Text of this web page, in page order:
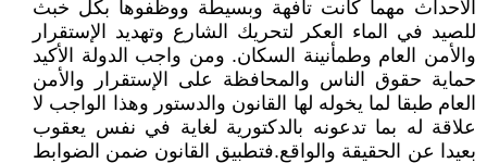
الأحداث مهما كانت تافهة وبسيطة ووظفوها بكل خبث
للصيد في الماء العكر لتحريك الشارع وتهديد الإستقرار
والأمن العام وطمأنينة السكان. ومن واجب الدولة الأكيد
حماية حقوق الناس والمحافظة على الإستقرار والأمن
العام طبقا لما يخوله لها القانون والدستور وهذا الواجب لا
علاقة له بما تدعونه بالدكتورية لغاية في نفس يعقوب
بعيدا عن الحقيقة والواقع.فتطبيق القانون ضمن الضوابط